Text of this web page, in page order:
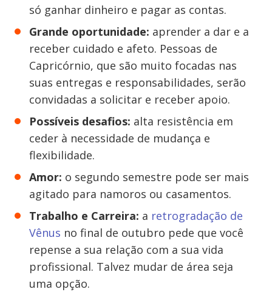
só ganhar dinheiro e pagar as contas.
Grande oportunidade: aprender a dar e a
receber cuidado e afeto. Pessoas de
Capricórnio, que são muito focadas nas
suas entregas e responsabilidades, serão
convidadas a solicitar e receber apoio.
Possíveis desafios: alta resistência em
ceder à necessidade de mudança e
flexibilidade.
Amor: o segundo semestre pode ser mais
agitado para namoros ou casamentos.
Trabalho e Carreira: a retrogradação de
Vênus no final de outubro pede que você
repense a sua relação com a sua vida
profissional. Talvez mudar de área seja
uma opção.